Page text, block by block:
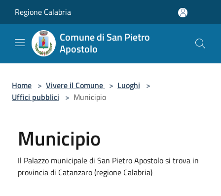
Regione Calabria
Comune di San Pietro
Apostolo
Home > Vivere il Comune > Luoghi >
Uffici pubblici > Municipio
Municipio
Il Palazzo municipale di San Pietro Apostolo si trova in
provincia di Catanzaro (regione Calabria)